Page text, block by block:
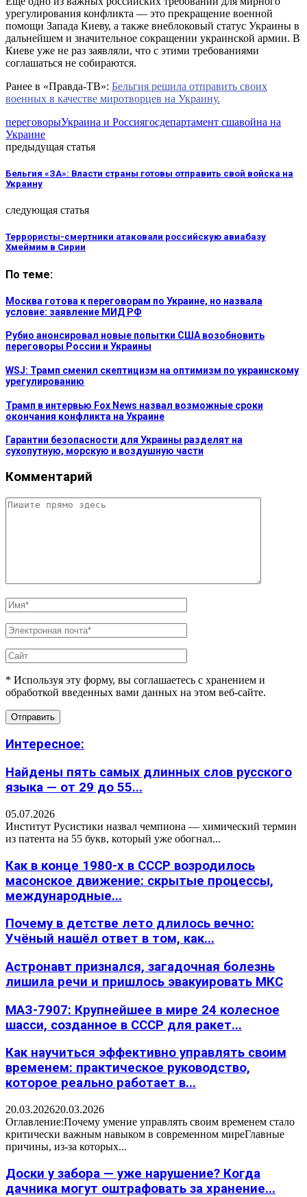
урегулирования конфликта — это прекращение военной
помощи Запада Киеву, а также внеблоковый статус Украины в
дальнейшем и значительное сокращении украинской армии. В
Киеве уже не раз заявляли, что с этими требованиями
соглашаться не собираются.
Ранее в «Правда-ТВ»: Бельгия решила отправить своих
военных в качестве миротворцев на Украину.
переговорыУкраина и Россиягосдепартамент сшавойна на
Украине
предыдущая статья
Бельгия «ЗА»: Власти страны готовы отправить свой войска на
Украину
следующая статья
Террористы-смертники атаковали российскую авиабазу
Хмеймим в Сирии
По теме:
Москва готова к переговорам по Украине, но назвала
условие: заявление МИД РФ
Рубио анонсировал новые попытки США возобновить
переговоры России и Украины
WSJ: Трамп сменил скептицизм на оптимизм по украинскому
урегулированию
Трамп в интервью Fox News назвал возможные сроки
окончания конфликта на Украине
Гарантии безопасности для Украины разделят на
сухопутную, морскую и воздушную части
Комментарий
* Используя эту форму, вы соглашаетесь с хранением и
обработкой введенных вами данных на этом веб-сайте.
Интересное:
Найдены пять самых длинных слов русского
языка — от 29 до 55...
05.07.2026
Институт Русистики назвал чемпиона — химический термин
из патента на 55 букв, который уже обогнал...
Как в конце 1980-х в СССР возродилось
масонское движение: скрытые процессы,
международные...
Почему в детстве лето длилось вечно:
Учёный нашёл ответ в том, как...
Астронавт признался, загадочная болезнь
лишила речи и пришлось эвакуировать МКС
МАЗ-7907: Крупнейшее в мире 24 колесное
шасси, созданное в СССР для ракет...
Как научиться эффективно управлять своим
временем: практическое руководство,
которое реально работает в...
20.03.202620.03.2026
Оглавление:Почему умение управлять своим временем стало
критически важным навыком в современном миреГлавные
причины, из-за которых...
Доски у забора — уже нарушение? Когда
дачника могут оштрафовать за хранение...